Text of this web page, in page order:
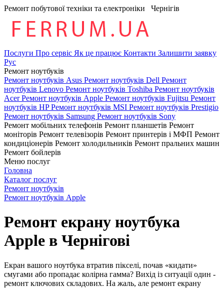
Ремонт побутової техніки та електроніки Чернігів
Послуги Про сервіс Як це працює Контакти Залишити заявку
Рус
Ремонт ноутбуків
Ремонт ноутбуків Asus Ремонт ноутбуків Dell Ремонт
ноутбуків Lenovo Ремонт ноутбуків Toshiba Ремонт ноутбуків
AcerРемонт ноутбуків Apple Ремонт ноутбуків Fujitsu Ремонт
ноутбуків HPРемонт ноутбуків MSI Ремонт ноутбуків Prestigio
Ремонт ноутбуків Samsung Ремонт ноутбуків Sony
Ремонт мобільних телефонів Ремонт планшетів Ремонт
моніторів Ремонт телевізорів Ремонт принтерів і МФП Ремонт
кондиціонерів Ремонт холодильників Ремонт пральних машин
Ремонт бойлерів
Меню послуг
Головна
Каталог послуг
Ремонт ноутбуків
Ремонт ноутбуків Apple
Ремонт екрану ноутбука
Apple в Чернігові
Екран вашого ноутбука втратив пікселі, почав «кидати»
смугами або пропадає колірна гамма? Вихід із ситуації один -
ремонт ключових складових. На жаль, але ремонт екрану